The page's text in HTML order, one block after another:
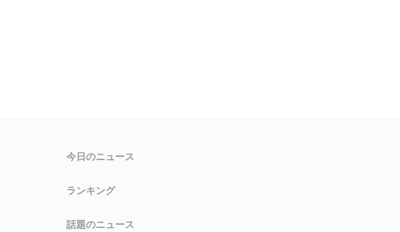
今日のニュース
ランキング
話題のニュース